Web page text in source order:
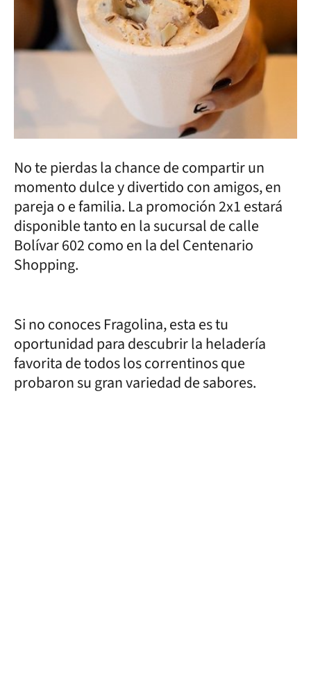
No te pierdas la chance de compartir un
momento dulce y divertido con amigos, en
pareja o e familia. La promoción 2x1 estará
disponible tanto en la sucursal de calle
Bolívar 602 como en la del Centenario
Shopping.
Si no conoces Fragolina, esta es tu
oportunidad para descubrir la heladería
favorita de todos los correntinos que
probaron su gran variedad de sabores.